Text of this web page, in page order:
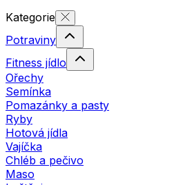
Kategorie
Potraviny
Fitness jídlo
Ořechy
Semínka
Pomazánky a pasty
Ryby
Hotová jídla
Vajíčka
Chléb a pečivo
Maso